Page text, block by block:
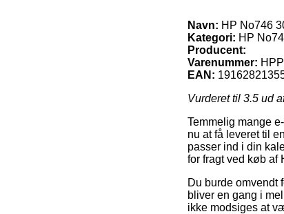
Navn: HP No746
Kategori: HP
Producent:
Varenummer:
EAN:
Vurderet til 3.5 ud
Temmelig mange
nu at få leveret til
passer ind i din
for fragt ved køb af
Du burde omvendt
bliver en gang i
ikke modsiges at